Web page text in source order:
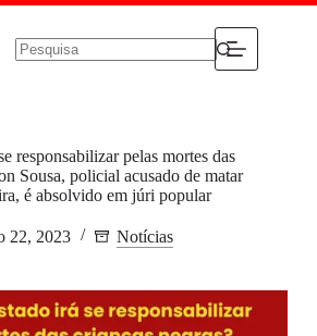
responsabilizar pelas mortes das
Sousa, policial acusado de matar
é absolvido em júri popular
22, 2023 Notícias